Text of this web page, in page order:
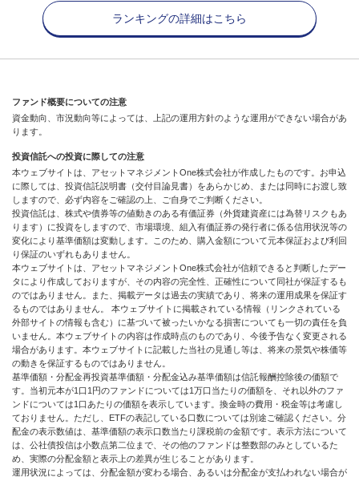
ランキングの詳細はこちら
ファンド概要についての注意
資金動向、市況動向等によっては、上記の運用方針のような運用ができない場合があ
ります。
投資信託への投資に際しての注意
本ウェブサイトは、アセットマネジメントOne株式会社が作成したものです。お申込
に際しては、投資信託説明書（交付目論見書）をあらかじめ、または同時にお渡し致
しますので、必ず内容をご確認の上、ご自身でご判断ください。
投資信託は、株式や債券等の値動きのある有価証券（外貨建資産には為替リスクもあ
ります）に投資をしますので、市場環境、組入有価証券の発行者に係る信用状況等の
変化により基準価額は変動します。このため、購入金額について元本保証および利回
り保証のいずれもありません。
本ウェブサイトは、アセットマネジメントOne株式会社が信頼できると判断したデー
タにより作成しておりますが、その内容の完全性、正確性について同社が保証するも
のではありません。また、掲載データは過去の実績であり、将来の運用成果を保証す
るものではありません。 本ウェブサイトに掲載されている情報（リンクされている
外部サイトの情報も含む）に基づいて被ったいかなる損害についても一切の責任を負
いません。本ウェブサイトの内容は作成時点のものであり、今後予告なく変更される
場合があります。本ウェブサイトに記載した当社の見通し等は、将来の景気や株価等
の動きを保証するものではありません。
基準価額・分配金再投資基準価額・分配金込み基準価額は信託報酬控除後の価額で
す。当初元本が1口1円のファンドについては1万口当たりの価額を、それ以外のファ
ンドについては1口あたりの価額を表示しています。換金時の費用・税金等は考慮し
ておりません。ただし、ETFの表記している口数については別途ご確認ください。分
配金の表示数値は、基準価額の表示口数当たり課税前の金額です。表示方法について
は、公社債投信は小数点第二位まで、その他のファンドは整数部のみとしているた
め、実際の分配金額と表示上の差異が生じることがあります。
運用状況によっては、分配金額が変わる場合、あるいは分配金が支払われない場合が